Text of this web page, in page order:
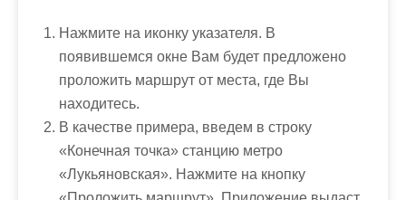
Нажмите на иконку указателя. В
появившемся окне Вам будет предложено
проложить маршрут от места, где Вы
находитесь.
В качестве примера, введем в строку
«Конечная точка» станцию метро
«Лукьяновская». Нажмите на кнопку